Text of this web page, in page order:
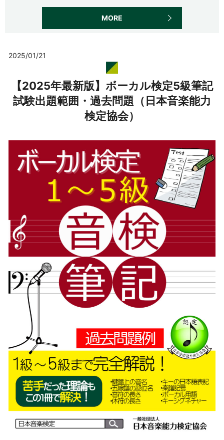
MORE
2025/01/21
【2025年最新版】ボーカル検定5級筆記
試験出題範囲・過去問題（日本音楽能力
検定協会）